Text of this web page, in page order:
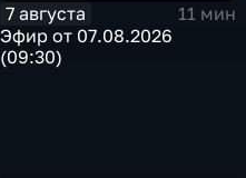
7 августа
11 мин
Эфир от 07.08.2026
(09:30)